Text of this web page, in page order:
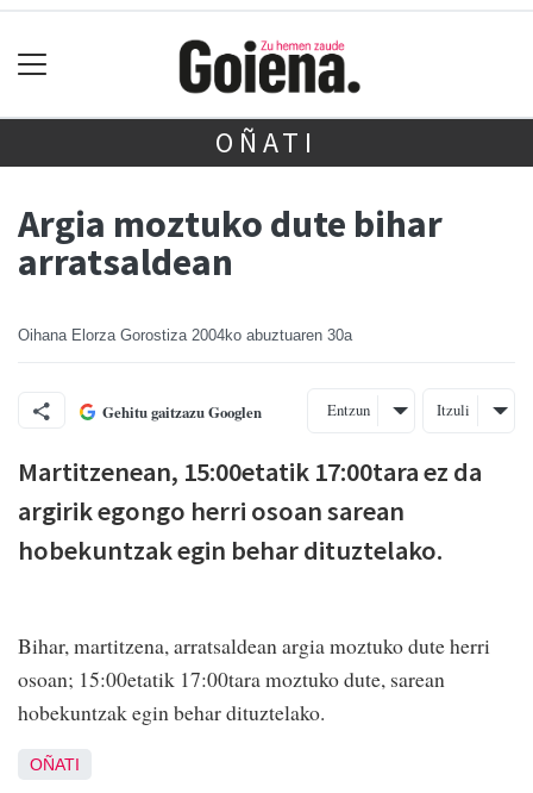
OÑATI
Argia moztuko dute bihar
arratsaldean
Oihana Elorza Gorostiza 2004ko abuztuaren 30a
Gehitu gaitzazu Googlen Entzun Itzuli
Martitzenean, 15:00etatik 17:00tara ez da
argirik egongo herri osoan sarean
hobekuntzak egin behar dituztelako.
Bihar, martitzena, arratsaldean argia moztuko dute herri
osoan; 15:00etatik 17:00tara moztuko dute, sarean
hobekuntzak egin behar dituztelako.
OÑATI